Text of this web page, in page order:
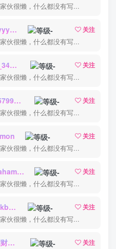
伙很懒，什么都没有写...
yyyyyy
关注
伙很懒，什么都没有写...
__34__7
关注
伙很懒，什么都没有写...
15799021566l
关注
伙很懒，什么都没有写...
关注
伙很懒，什么都没有写...
hahamay2026
关注
伙很懒，什么都没有写...
gjkbgff
关注
伙很懒，什么都没有写...
招财进宝
关注